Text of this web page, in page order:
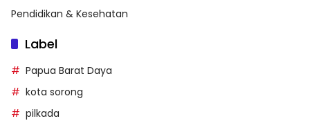
Pendidikan & Kesehatan
Label
Papua Barat Daya
kota sorong
pilkada